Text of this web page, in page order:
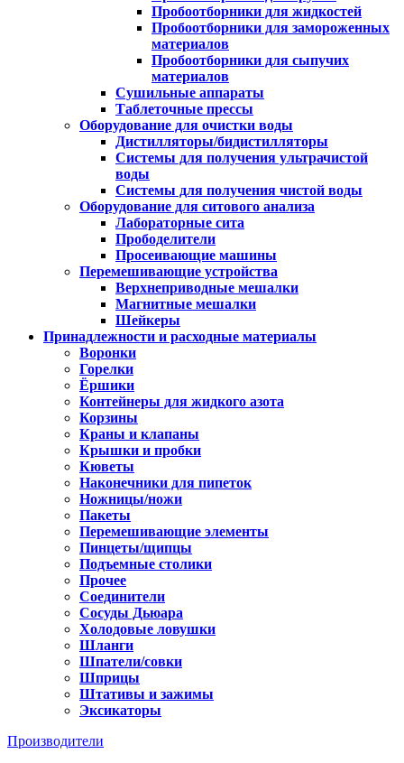
Пробоотборники для жидкостей
Пробоотборники для замороженных
материалов
Пробоотборники для сыпучих
материалов
Сушильные аппараты
Таблеточные прессы
Оборудование для очистки воды
Дистилляторы/бидистилляторы
Системы для получения ультрачистой
воды
Системы для получения чистой воды
Оборудование для ситового анализа
Лабораторные сита
Прободелители
Просеивающие машины
Перемешивающие устройства
Верхнеприводные мешалки
Магнитные мешалки
Шейкеры
Принадлежности и расходные материалы
Воронки
Горелки
Ёршики
Контейнеры для жидкого азота
Корзины
Краны и клапаны
Крышки и пробки
Кюветы
Наконечники для пипеток
Ножницы/ножи
Пакеты
Перемешивающие элементы
Пинцеты/щипцы
Подъемные столики
Прочее
Соединители
Сосуды Дьюара
Холодовые ловушки
Шланги
Шпатели/совки
Шприцы
Штативы и зажимы
Эксикаторы
Производители